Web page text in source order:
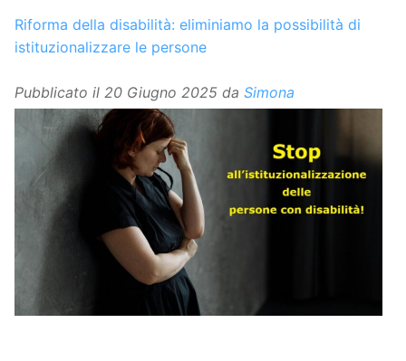
Riforma della disabilità: eliminiamo la possibilità di
istituzionalizzare le persone
Pubblicato il 20 Giugno 2025 da Simona